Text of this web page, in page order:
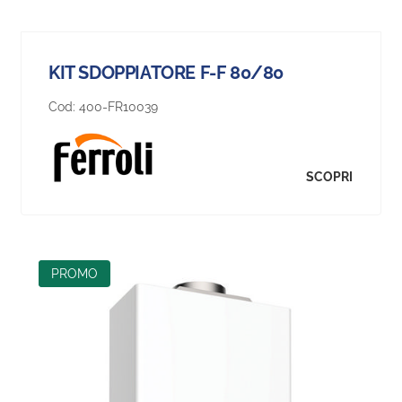
KIT SDOPPIATORE F-F 80/80
Cod: 400-FR10039
SCOPRI
NEW
PROMO